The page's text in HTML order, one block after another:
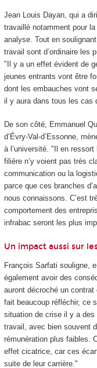
Jean Louis Dayan, qui a
travaillé notamment pour la
analyse. Tout en
travail sont d’ordinaire les
"Il y a un effet évident de
jeunes entrants vont être
dont les embauches vont
il y aura dans tous les cas
De son côté, Emmanuel
d’Évry-Val-d’Essonne,
à l’université. "Il en ressort
filière n’y voient pas très
communication ou la
parce que ces branches
nous connaissons. C’est
comportement des
infrabac seront les plus
Un impact aussi sur
François Sarfati souligne,
également avoir des
auront décroché un
fait beaucoup réfléchir, ce
situation de crise il y a
travail, avec bien souvent
rémunération plus faibles.
effet cicatrice, car ces
suite de leur carrière."